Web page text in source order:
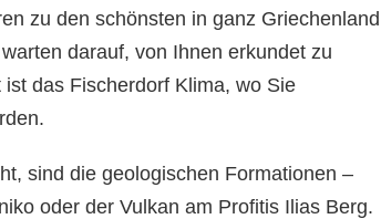
zu den schönsten in ganz Griechenland
darauf, von Ihnen erkundet zu
das Fischerdorf Klima, wo Sie
sind die geologischen Formationen –
oder der Vulkan am Profitis Ilias Berg.